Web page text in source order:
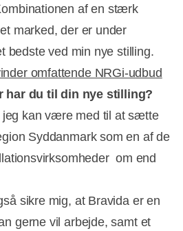
af en stærk
marked, der er under
bedste ved min nye stilling.
omfattende NRGi-udbud
har du til din nye stilling?
jeg kan være med til at sætte
Syddanmark som en af de
 om end
sikre mig, at Bravida er en
gerne vil arbejde, samt et